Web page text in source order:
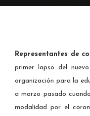
Representantes de
primer lapso del
organización para la
a marzo pasado
modalidad por el